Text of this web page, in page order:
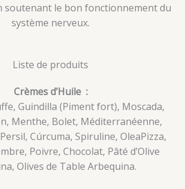
soutenant le bon fonctionnement du
système nerveux.
Liste de produits
Crèmes d’Huile :
Guindilla (Piment fort), Moscada,
Menthe, Bolet, Méditerranéenne,
Cúrcuma, Spiruline, OleaPizza,
Poivre, Chocolat, Pâté d’Olive
Olives de Table Arbequina.